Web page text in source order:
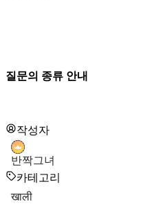
질문의 종류 안내
작성자
반짝그녀
카테고리
खाली